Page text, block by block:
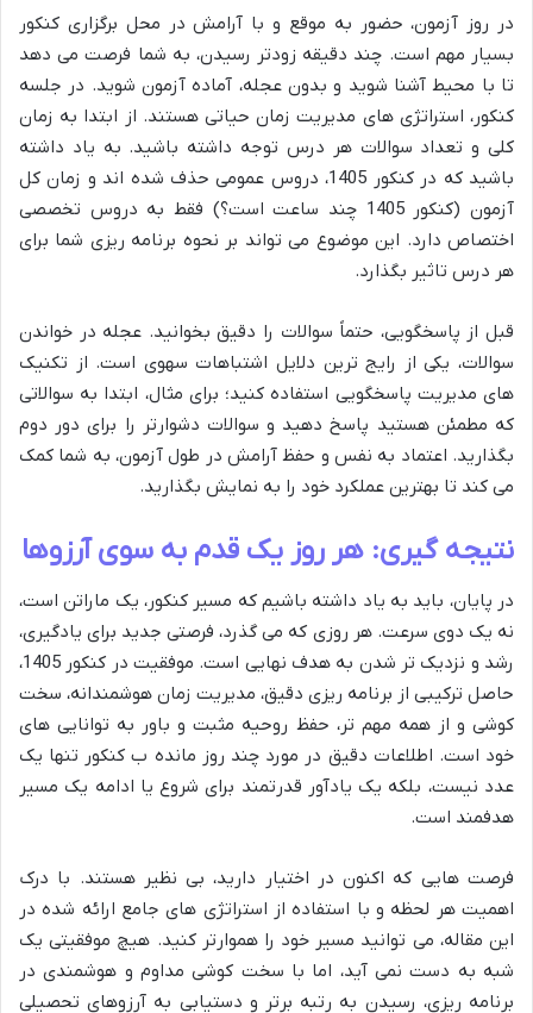
در روز آزمون، حضور به موقع و با آرامش در محل برگزاری کنکور
بسیار مهم است. چند دقیقه زودتر رسیدن، به شما فرصت می دهد
تا با محیط آشنا شوید و بدون عجله، آماده آزمون شوید. در جلسه
کنکور، استراتژی های مدیریت زمان حیاتی هستند. از ابتدا به زمان
کلی و تعداد سوالات هر درس توجه داشته باشید. به یاد داشته
باشید که در کنکور 1405، دروس عمومی حذف شده اند و زمان کل
آزمون (کنکور 1405 چند ساعت است؟) فقط به دروس تخصصی
اختصاص دارد. این موضوع می تواند بر نحوه برنامه ریزی شما برای
هر درس تاثیر بگذارد.
قبل از پاسخگویی، حتماً سوالات را دقیق بخوانید. عجله در خواندن
سوالات، یکی از رایج ترین دلایل اشتباهات سهوی است. از تکنیک
های مدیریت پاسخگویی استفاده کنید؛ برای مثال، ابتدا به سوالاتی
که مطمئن هستید پاسخ دهید و سوالات دشوارتر را برای دور دوم
بگذارید. اعتماد به نفس و حفظ آرامش در طول آزمون، به شما کمک
می کند تا بهترین عملکرد خود را به نمایش بگذارید.
نتیجه گیری: هر روز یک قدم به سوی آرزوها
در پایان، باید به یاد داشته باشیم که مسیر کنکور، یک ماراتن است،
نه یک دوی سرعت. هر روزی که می گذرد، فرصتی جدید برای یادگیری،
رشد و نزدیک تر شدن به هدف نهایی است. موفقیت در کنکور 1405،
حاصل ترکیبی از برنامه ریزی دقیق، مدیریت زمان هوشمندانه، سخت
کوشی و از همه مهم تر، حفظ روحیه مثبت و باور به توانایی های
خود است. اطلاعات دقیق در مورد چند روز مانده ب کنکور تنها یک
عدد نیست، بلکه یک یادآور قدرتمند برای شروع یا ادامه یک مسیر
هدفمند است.
فرصت هایی که اکنون در اختیار دارید، بی نظیر هستند. با درک
اهمیت هر لحظه و با استفاده از استراتژی های جامع ارائه شده در
این مقاله، می توانید مسیر خود را هموارتر کنید. هیچ موفقیتی یک
شبه به دست نمی آید، اما با سخت کوشی مداوم و هوشمندی در
برنامه ریزی، رسیدن به رتبه برتر و دستیابی به آرزوهای تحصیلی